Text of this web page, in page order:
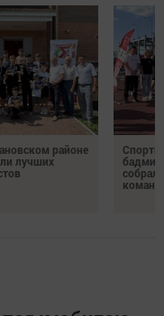
районе
лучших